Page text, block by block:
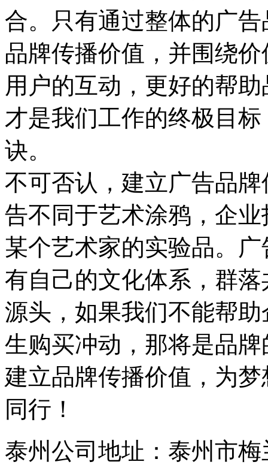
合。只有通过整体的广
品牌传播价值，并围绕
用户的互动，更好的帮
才是我们工作的终极目
诀。
不可否认，建立广告品
告不同于艺术涂鸦，企
某个艺术家的实验品。
有自己的文化体系，群
源头，如果我们不能帮
生购买冲动，那将是品
建立品牌传播价值，为
同行！
泰州公司地址：泰州市